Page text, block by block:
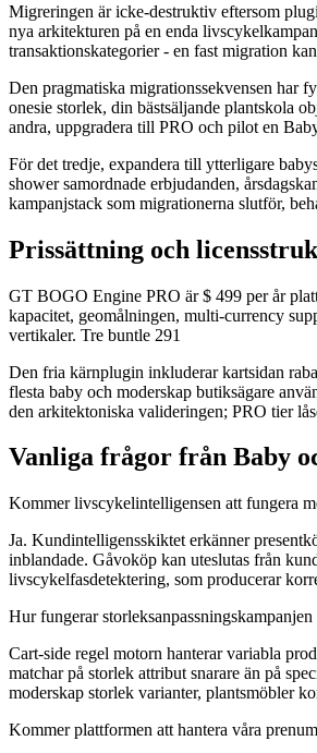
Migreringen är icke-destruktiv eftersom
nya arkitekturen på en enda
transaktionskategorier - en fast migration
Den pragmatiska migrationssekvensen har
onesie storlek, din bästsäljande plantskola
andra, uppgradera till PRO och pilot en
För det tredje, expandera till ytterligare
shower samordnade erbjudanden,
kampanjstack som migrationerna slutför,
Prissättning och
GT BOGO Engine PRO är $ 499 per år
kapacitet, geomålningen, multi-currency
vertikaler. Tre buntle 291
Den fria kärnplugin inkluderar kartsidan
flesta baby och moderskap butiksägare
den arkitektoniska valideringen; PRO tier
Vanliga frågor från Baby
Kommer livscykelintelligensen att fungera
Ja. Kundintelligensskiktet erkänner
inblandade. Gåvoköp kan uteslutas från
livscykelfasdetektering, som producerar
Hur fungerar
Cart-side regel motorn hanterar variabla
matchar på storlek attribut snarare än på
moderskap storlek varianter, plantsmöbler
Kommer plattformen att hantera våra